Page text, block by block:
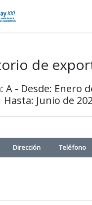
de
A - Desde: Enero
Hasta: Junio de
Dirección Teléfono